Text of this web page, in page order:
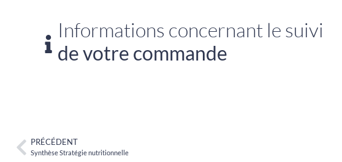
Informations concernant le suivi
de votre commande
PRÉCÉDENT
Synthèse Stratégie nutritionnelle